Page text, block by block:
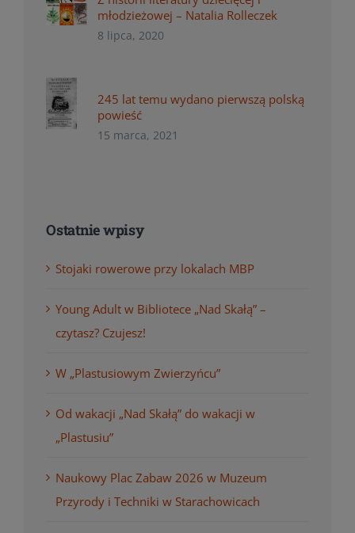
młodzieżowej – Natalia Rolleczek
8 lipca, 2020
245 lat temu wydano pierwszą polską
powieść
15 marca, 2021
Ostatnie wpisy
Stojaki rowerowe przy lokalach MBP
Young Adult w Bibliotece „Nad Skałą” –
czytasz? Czujesz!
W „Plastusiowym Zwierzyńcu”
Od wakacji „Nad Skałą” do wakacji w
„Plastusiu”
Naukowy Plac Zabaw 2026 w Muzeum
Przyrody i Techniki w Starachowicach